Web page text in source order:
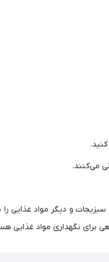
می‌کنند.
و دیگر مواد غذایی
برای نگهداری مواد غذایی